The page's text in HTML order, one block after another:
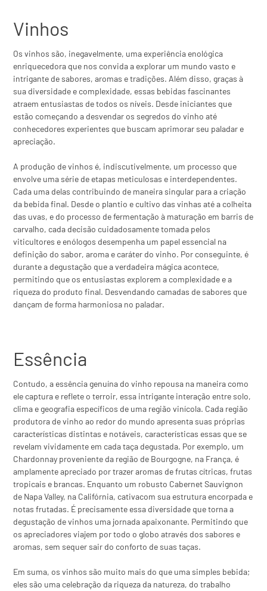
Vinhos
Os vinhos são, inegavelmente, uma experiência enológica
enriquecedora que nos convida a explorar um mundo vasto e
intrigante de sabores, aromas e tradições. Além disso, graças à
sua diversidade e complexidade, essas bebidas fascinantes
atraem entusiastas de todos os níveis. Desde iniciantes que
estão começando a desvendar os segredos do vinho até
conhecedores experientes que buscam aprimorar seu paladar e
apreciação.
A produção de vinhos é, indiscutivelmente, um processo que
envolve uma série de etapas meticulosas e interdependentes.
Cada uma delas contribuindo de maneira singular para a criação
da bebida final. Desde o plantio e cultivo das vinhas até a colheita
das uvas, e do processo de fermentação à maturação em barris de
carvalho, cada decisão cuidadosamente tomada pelos
viticultores e enólogos desempenha um papel essencial na
definição do sabor, aroma e caráter do vinho. Por conseguinte, é
durante a degustação que a verdadeira mágica acontece,
permitindo que os entusiastas explorem a complexidade e a
riqueza do produto final. Desvendando camadas de sabores que
dançam de forma harmoniosa no paladar.
Essência
Contudo, a essência genuína do vinho repousa na maneira como
ele captura e reflete o terroir, essa intrigante interação entre solo,
clima e geografia específicos de uma região vinícola. Cada região
produtora de vinho ao redor do mundo apresenta suas próprias
características distintas e notáveis, características essas que se
revelam vividamente em cada taça degustada. Por exemplo, um
Chardonnay proveniente da região de Bourgogne, na França, é
amplamente apreciado por trazer aromas de frutas cítricas, frutas
tropicais e brancas. Enquanto um robusto Cabernet Sauvignon
de Napa Valley, na Califórnia, cativacom sua estrutura encorpada e
notas frutadas. É precisamente essa diversidade que torna a
degustação de vinhos uma jornada apaixonante. Permitindo que
os apreciadores viajem por todo o globo através dos sabores e
aromas, sem sequer sair do conforto de suas taças.
Em suma, os vinhos são muito mais do que uma simples bebida;
eles são uma celebração da riqueza da natureza, do trabalho